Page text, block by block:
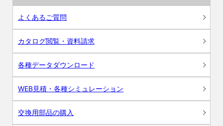
よくあるご質問
カタログ閲覧・資料請求
各種データダウンロード
WEB見積・各種シミュレーション
交換用部品の購入